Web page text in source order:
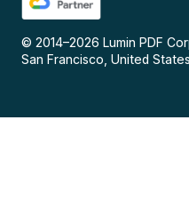
© 2014–2026 Lumin PDF
San Francisco, United States